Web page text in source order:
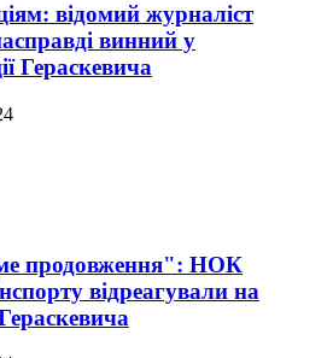
відомий журналіст
винний у
Гераскевича
продовження": НОК
відреагували на